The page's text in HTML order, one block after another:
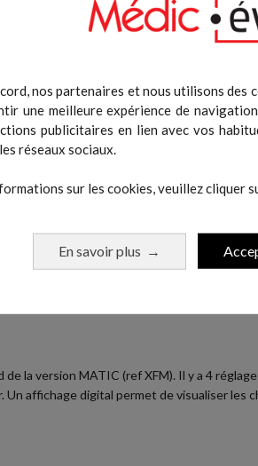
nos partenaires et nous utilisons des
une meilleure expérience de
publicitaires en lien avec vos
réseaux sociaux.
sur les cookies, veuillez cliquer
En savoir plus →
DOCUMENTS JOINTS
30% par rapport à l’entraînement
tous les pratiquants qui souhaitent
la version MATIC (ref XFM). Il y a 4
Un affichage digital permet de visualiser